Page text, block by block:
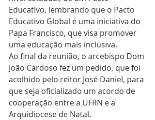
Educativo, lembrando que o Pacto
Educativo Global é uma iniciativa do
Papa Francisco, que visa promover
uma educação mais inclusiva.
Ao final da reunião, o arcebispo Dom
João Cardoso fez um pedido, que foi
acolhido pelo reitor José Daniel, para
que seja oficializado um acordo de
cooperação entre a UFRN e a
Arquidiocese de Natal.